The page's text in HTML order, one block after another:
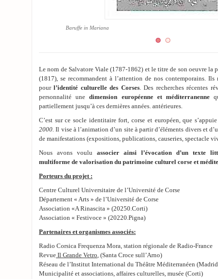
Baruffe in Mariana
Le nom de Salvatore Viale (1787-1862) et le titre de son oeuvre la
(1817), se recommandent à l’attention de nos contemporains. Ils
pourl’identité culturelle des Corses. Des recherches récentes
personnalité unedimension européenne et méditerranenne
partiellement jusqu’à ces dernières années. antérieures.
C’est sur ce socle identitaire fort, corse et européen, que
2000.Il vise à l’animation d’un site à partir d’éléments divers et
de manifestations (expositions, publications, causeries, spectacle
Nous avons voulu associer ainsi l’évocation d’un texte
multiforme de valorisation du patrimoine culturel corse et
Porteurs du projet :
Centre Culturel Universitaire de l’Université de Corse
Département « Arts » de l’Université de Corse
Association «A Rinascita » (20250.Corti)
Association « Festivoce » (20220.Pigna)
Partenaires et organismes associés:
Radio Corsica Frequenza Mora, station régionale de Radio-France
Revue Il Grande Vetro, (Santa Croce sull’Arno)
Réseau de l’Institut International du Théâtre Méditerranéen
Municipalité et associations, affaires culturelles, musée (Corti)